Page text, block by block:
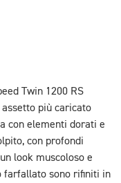
Twin 1200 RS
più caricato
con elementi dorati e
con profondi
look muscoloso e
farfallato sono rifiniti in